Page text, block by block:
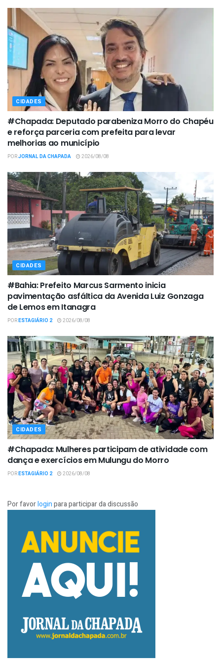
CIDADES
#Chapada: Deputado parabeniza Morro do Chapéu
e reforça parceria com prefeita para levar
melhorias ao município
PORJORNAL DA CHAPADA 2026/08/08
CIDADES
#Bahia: Prefeito Marcus Sarmento inicia
pavimentação asfáltica da Avenida Luiz Gonzaga
de Lemos em Itanagra
PORESTAGIÁRIO 2 2026/08/08
CIDADES
#Chapada: Mulheres participam de atividade com
dança e exercícios em Mulungu do Morro
PORESTAGIÁRIO 2 2026/08/08
Por favorloginpara participar da discussão